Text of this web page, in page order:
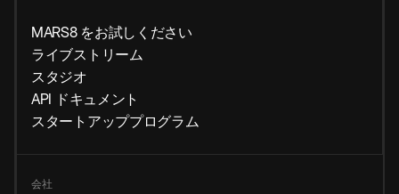
MARS8 をお試しください
ライブストリーム
スタジオ
API ドキュメント
スタートアッププログラム
会社